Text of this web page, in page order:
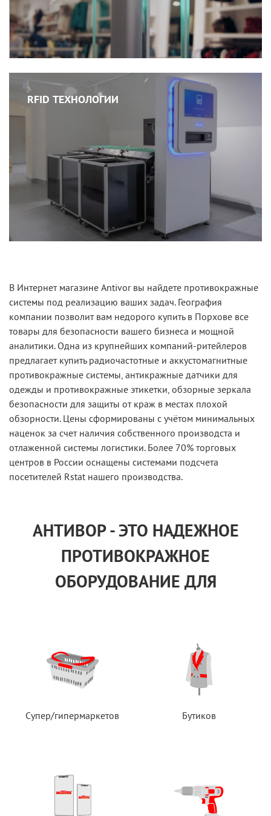
RFID ТЕХНОЛОГИИ
В Интернет магазине Antivor вы найдете противокражные
системы под реализацию ваших задач. География
компании позволит вам недорого купить в Порхове все
товары для безопасности вашего бизнеса и мощной
аналитики. Одна из крупнейших компаний-ритейлеров
предлагает купить радиочастотные и аккустомагнитные
противокражные системы, антикражные датчики для
одежды и противокражные этикетки, обзорные зеркала
безопасности для защиты от краж в местах плохой
обзорности. Цены сформированы с учётом минимальных
наценок за счет наличия собственного производста и
отлаженной системы логистики. Более 70% торговых
центров в России оснащены системами подсчета
посетителей Rstat нашего производства.
АНТИВОР - ЭТО НАДЕЖНОЕ
ПРОТИВОКРАЖНОЕ
ОБОРУДОВАНИЕ ДЛЯ
Супер/гипермаркетов Бутиков